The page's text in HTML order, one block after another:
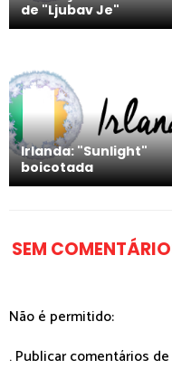
de "Ljubav Je"
Irlanda: "Sunlight"
boicotada
SEM
Não é permitido:
. Publicar comentários